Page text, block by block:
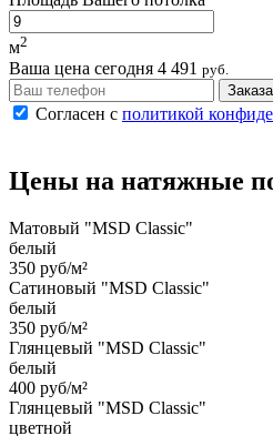
м2
Ваша цена сегодня 4 491 руб.
Согласен с политикой
Цены на натяжные
Матовый "MSD Classic"
белый
350 руб/м²
Сатиновый "MSD Classic"
белый
350 руб/м²
Глянцевый "MSD Classic"
белый
400 руб/м²
Глянцевый "MSD Classic"
цветной